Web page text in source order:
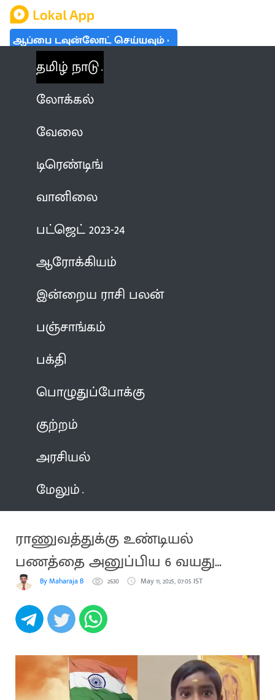
ஆப்பை டவுன்லோட் செய்யவும்
தமிழ் நாடு
லோக்கல்
வேலை
டிரெண்டிங்
வானிலை
பட்ஜெட் 2023-24
ஆரோக்கியம்
இன்றைய ராசி பலன்
பஞ்சாங்கம்
பக்தி
பொழுதுப்போக்கு
குற்றம்
அரசியல்
மேலும்
ராணுவத்துக்கு உண்டியல்
பணத்தை அனுப்பிய 6 வயது
சிறுமிBy Maharaja B 2630 May 11, 2025, 07:05 IST